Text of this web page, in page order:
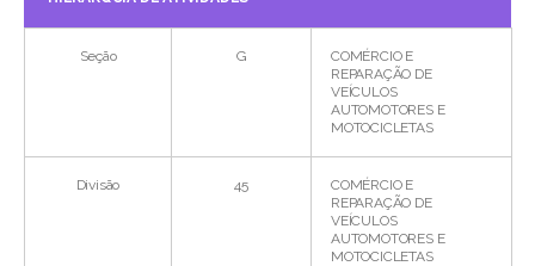
Seção G
COMÉRCIO E
REPARAÇÃO DE
VEÍCULOS
AUTOMOTORES E
MOTOCICLETAS
Divisão 45
COMÉRCIO E
REPARAÇÃO DE
VEÍCULOS
AUTOMOTORES E
MOTOCICLETAS